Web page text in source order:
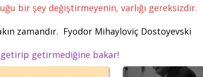
bir şey değiştirmeyenin, varlığı
zamandır. Fyodor Mihayloviç Dostoyevski
getirmediğine bakar!